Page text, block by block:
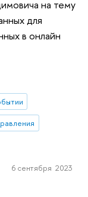
на тему
для
в онлайн
6 сентября 2023